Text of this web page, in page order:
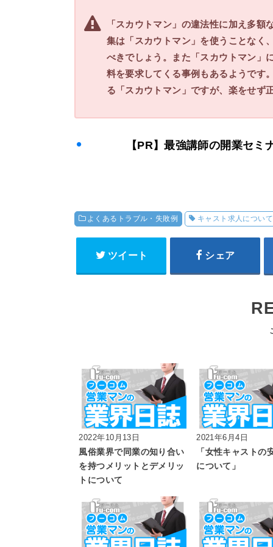
「スカウトマン」の違法性に加え多
集は「スカウトマン」を使うことなく
べきでしょう。また「スカウトマン」
料を要求してくる事例もあるようです
る「スカウトマン」ですが、楽をせず
【PR】最強講師
よくあるトラブル・失敗例 キャスト求人について
ツイート シェア
2022年10月13日
風俗業界で同業の知り合い
を持つメリットとデメリッ
トについて
2021年6月4日
「女性キャストの
について」